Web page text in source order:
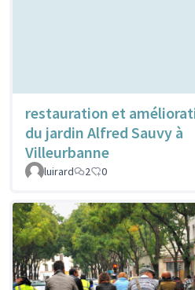
restauration et
du jardin Alfred Sauvy à
Villeurbanne
luirard 2 0